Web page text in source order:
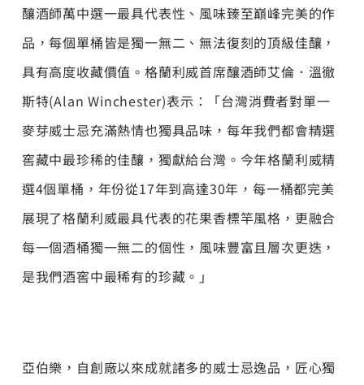
釀酒師萬中選一最具代表性、風味臻至巔峰完美的作
品，每個單桶皆是獨一無二、無法復刻的頂級佳釀，
具有高度收藏價值。格蘭利威首席釀酒師艾倫．溫徹
斯特(Alan Winchester)表示：「台灣消費者對單一
麥芽威士忌充滿熱情也獨具品味，每年我們都會精選
窖藏中最珍稀的佳釀，獨獻給台灣。今年格蘭利威精
選4個單桶，年份從17年到高達30年，每一桶都完美
展現了格蘭利威最具代表的花果香標竿風格，更融合
每一個酒桶獨一無二的個性，風味豐富且層次更迭，
是我們酒窖中最稀有的珍藏。」
亞伯樂，自創廠以來成就諸多的威士忌逸品，匠心獨